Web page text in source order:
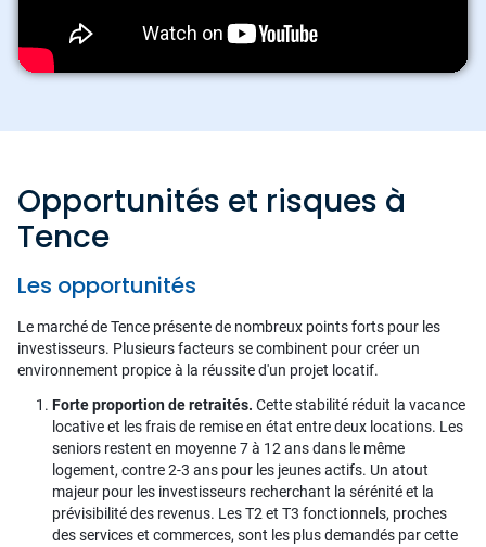
Opportunités et risques à
Tence
Les opportunités
Le marché de Tence présente de nombreux points forts pour les
investisseurs. Plusieurs facteurs se combinent pour créer un
environnement propice à la réussite d'un projet locatif.
Forte proportion de retraités. Cette stabilité réduit la vacance
locative et les frais de remise en état entre deux locations. Les
seniors restent en moyenne 7 à 12 ans dans le même
logement, contre 2-3 ans pour les jeunes actifs. Un atout
majeur pour les investisseurs recherchant la sérénité et la
prévisibilité des revenus. Les T2 et T3 fonctionnels, proches
des services et commerces, sont les plus demandés par cette